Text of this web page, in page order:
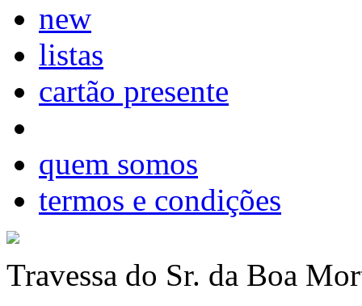
new
listas
cartão presente
quem somos
termos e condições
Travessa do Sr. da Boa